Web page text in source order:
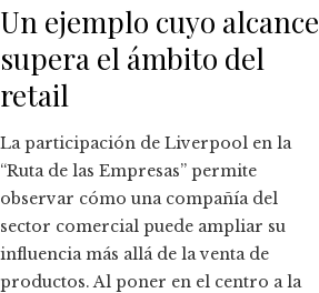
Un ejemplo cuyo alcance
supera el ámbito del
retail
La participación de Liverpool en la
“Ruta de las Empresas” permite
observar cómo una compañía del
sector comercial puede ampliar su
influencia más allá de la venta de
productos. Al poner en el centro a la